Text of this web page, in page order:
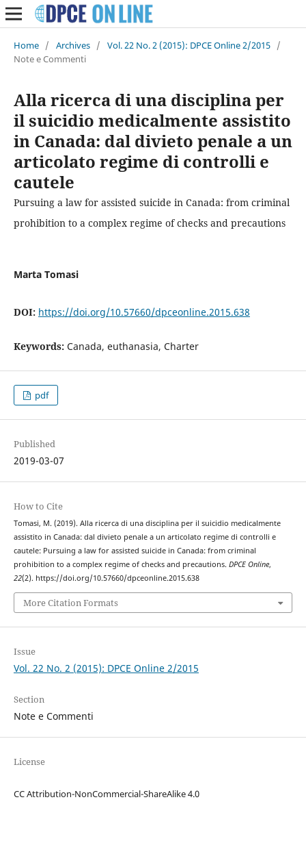
Home / Archives / Vol. 22 No. 2 (2015): DPCE Online 2/2015 /
Note e Commenti
Alla ricerca di una disciplina per
il suicidio medicalmente assistito
in Canada: dal divieto penale a un
articolato regime di controlli e
cautele
Pursuing a law for assisted suicide in Canada: from criminal
prohibition to a complex regime of checks and precautions
Marta Tomasi
DOI: https://doi.org/10.57660/dpceonline.2015.638
Keywords: Canada, euthanasia, Charter
pdf
Published
2019-03-07
How to Cite
Tomasi, M. (2019). Alla ricerca di una disciplina per il suicidio medicalmente
assistito in Canada: dal divieto penale a un articolato regime di controlli e
cautele: Pursuing a law for assisted suicide in Canada: from criminal
prohibition to a complex regime of checks and precautions. DPCE Online,
22(2). https://doi.org/10.57660/dpceonline.2015.638
More Citation Formats
Issue
Vol. 22 No. 2 (2015): DPCE Online 2/2015
Section
Note e Commenti
License
CC Attribution-NonCommercial-ShareAlike 4.0